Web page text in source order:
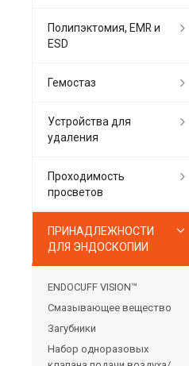
Полипэктомия, EMR и
ESD
Гемостаз
Устройства для
удаления
Проходимость
просветов
ПРИНАДЛЕЖНОСТИ
ДЛЯ ЭНДОСКОПИИ
ENDOCUFF VISION™
Смазывающее вещество
Загубники
Набор одноразовых